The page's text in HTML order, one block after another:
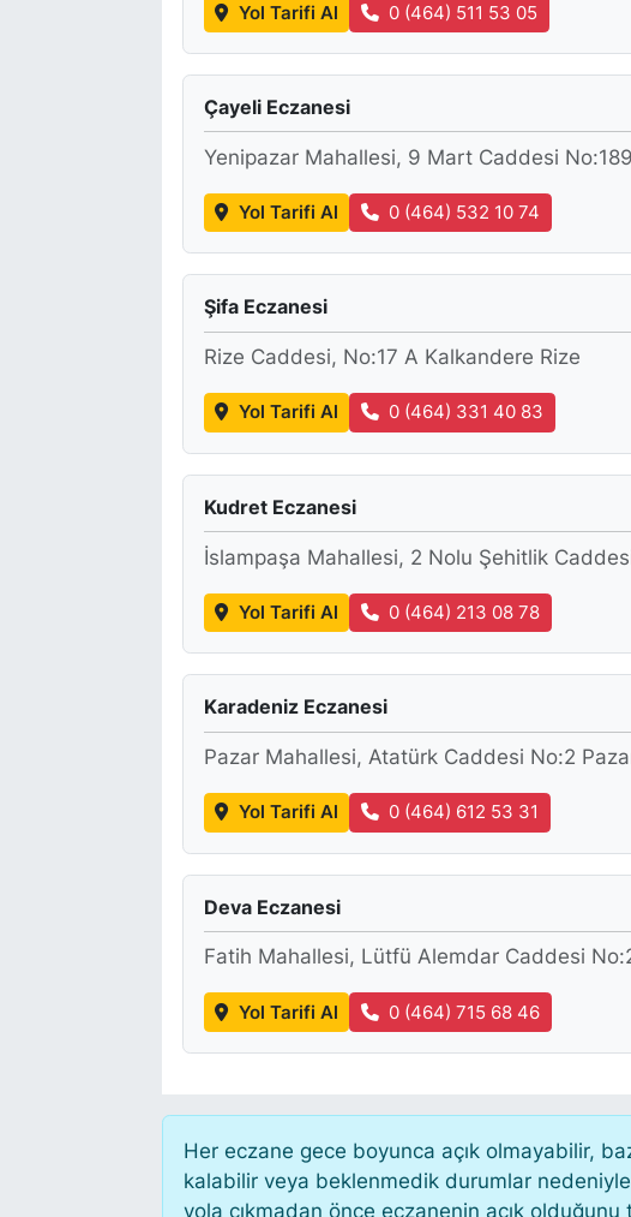
Yol Tarifi Al 0 (464) 511 53 05
Çayeli Eczanesi
Yenipazar Mahallesi, 9 Mart Caddesi
Yol Tarifi Al 0 (464) 532 10 74
Şifa Eczanesi
Rize Caddesi, No:17 A Kalkandere Rize
Yol Tarifi Al 0 (464) 331 40 83
Kudret Eczanesi
İslampaşa Mahallesi, 2 Nolu Şehitlik
Yol Tarifi Al 0 (464) 213 08 78
Karadeniz Eczanesi
Pazar Mahallesi, Atatürk Caddesi No:2
Yol Tarifi Al 0 (464) 612 53 31
Deva Eczanesi
Fatih Mahallesi, Lütfü Alemdar Caddesi
Yol Tarifi Al 0 (464) 715 68 46
Her eczane gece boyunca açık olmayabilir,
kalabilir veya beklenmedik durumlar
yola çıkmadan önce eczanenin açık olduğunu